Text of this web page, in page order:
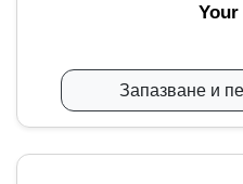
Запазване и